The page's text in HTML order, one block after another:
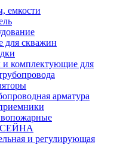
емкости
для скважин
комплектующие для
арматура
и регулирующая